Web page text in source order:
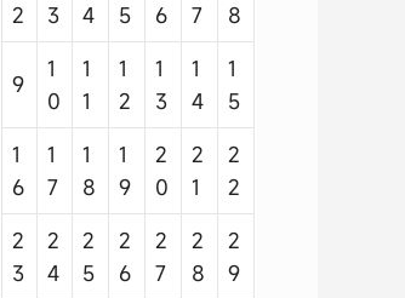
2
3 4 5 6 7 8
9
1
0
1
1
1
2
1
3
1
4
1
5
1
6
1
7
1
8
1
9
2
0
2
1
2
2
2
3
2
4
2
5
2
6
2
7
2
8
2
9